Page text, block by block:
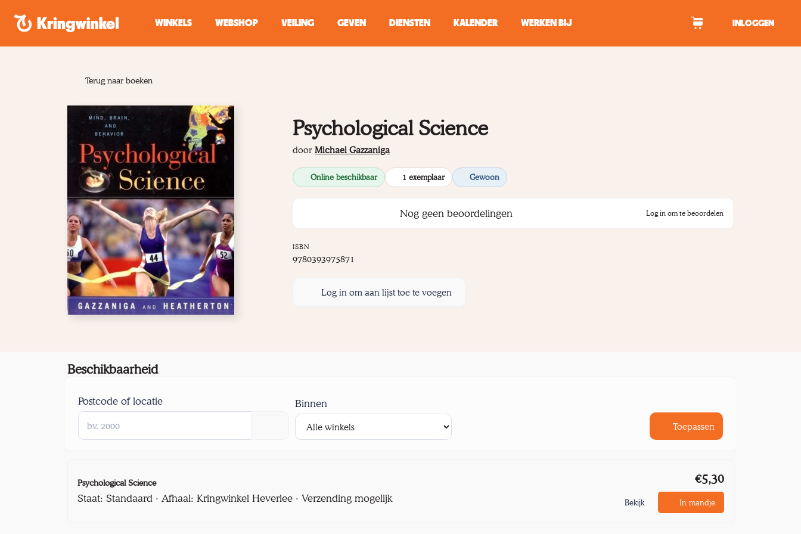
WINKELS
WEBSHOP VEILING GEVEN DIENSTEN KALENDER WERKEN BIJ
Typ minstens 2 tekens om te zoeken.
INLOGGEN
Terug naar boeken
Psychological Science
doorMichael Gazzaniga
Online beschikbaar 1 exemplaar Gewoon
Nog geen beoordelingen Log in om te beoordelen
ISBN
9780393975871
Log in om aan lijst toe te voegen
Beschikbaarheid
Postcode of locatie Binnen
Toepassen
Psychological Science
Staat: Standaard · Afhaal: Kringwinkel Heverlee · Verzending mogelijk
€5,30
Bekijk In mandje